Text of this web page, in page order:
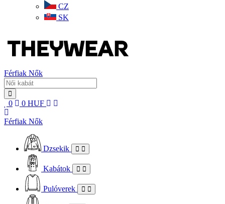
CZ
SK
Férfiak Nők
0 0 HUF
Férfiak Nők
Dzsekik
Kabátok
Pulóverek